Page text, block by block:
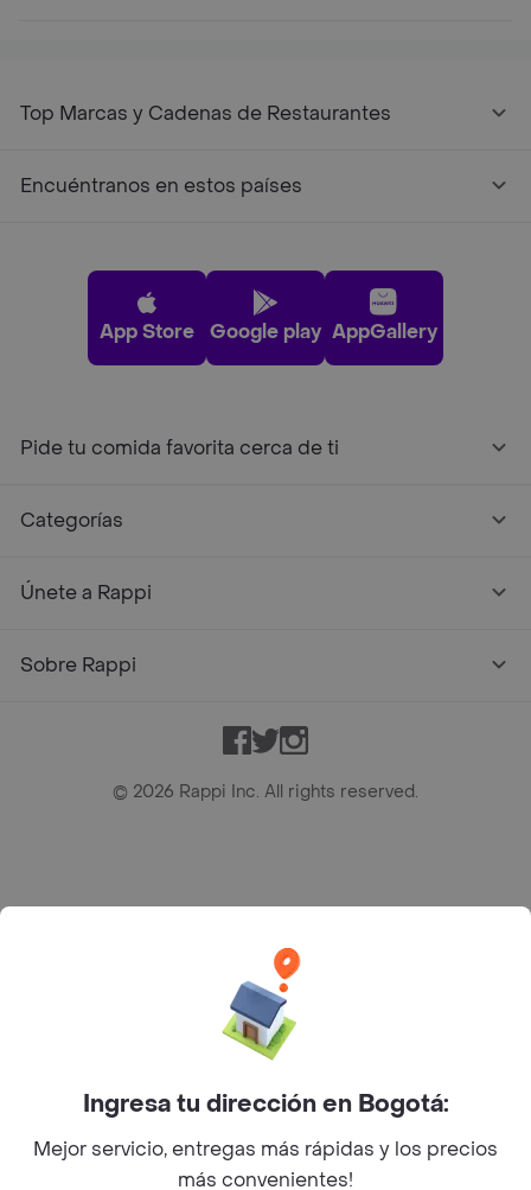
Top Marcas y Cadenas de Restaurantes
Encuéntranos en estos países
App Store Google play AppGallery
Pide tu comida favorita cerca de ti
Categorías
Únete a Rappi
Sobre Rappi
Facebook
TwitterInstagram
© 2026 Rappi Inc. All rights reserved.
Bogotá D.C. --- notificacionesrappi@rappi.com
Ingresa tu dirección en Bogotá:
Mejor servicio, entregas más rápidas y los precios
más convenientes!